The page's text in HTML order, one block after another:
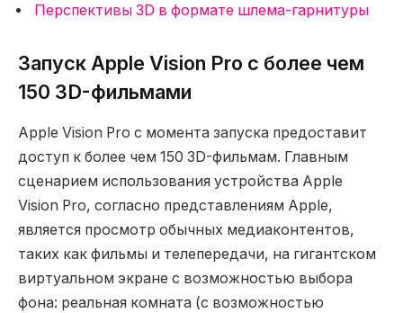
Перспективы 3D в формате шлема-гарнитуры
Запуск Apple Vision Pro с более чем
150 3D-фильмами
Apple Vision Pro с момента запуска предоставит
доступ к более чем 150 3D-фильмам. Главным
сценарием использования устройства Apple
Vision Pro, согласно представлениям Apple,
является просмотр обычных медиаконтентов,
таких как фильмы и телепередачи, на гигантском
виртуальном экране с возможностью выбора
фона: реальная комната (с возможностью